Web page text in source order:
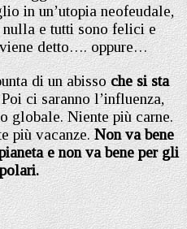
in un’utopia neofeudale,
nulla e tutti sono felici e
detto…. oppure…
di un abissoche si sta
ci saranno l’influenza,
globale. Niente più carne.
più vacanze.Non va bene
e non va bene per gli